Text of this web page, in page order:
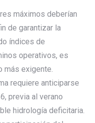
máximos deberían
de garantizar la
índices de
operativos, es
más exigente.
requiere anticiparse
previa al verano
hidrología deficitaria.